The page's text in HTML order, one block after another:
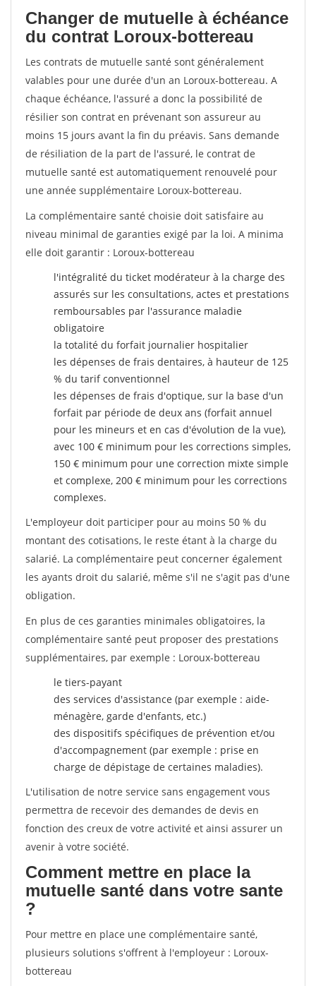
Changer de mutuelle à échéance
du contrat Loroux-bottereau
Les contrats de mutuelle santé sont généralement
valables pour une durée d'un an Loroux-bottereau. A
chaque échéance, l'assuré a donc la possibilité de
résilier son contrat en prévenant son assureur au
moins 15 jours avant la fin du préavis. Sans demande
de résiliation de la part de l'assuré, le contrat de
mutuelle santé est automatiquement renouvelé pour
une année supplémentaire Loroux-bottereau.
La complémentaire santé choisie doit satisfaire au
niveau minimal de garanties exigé par la loi. A minima
elle doit garantir : Loroux-bottereau
l'intégralité du ticket modérateur à la charge des
assurés sur les consultations, actes et prestations
remboursables par l'assurance maladie
obligatoire
la totalité du forfait journalier hospitalier
les dépenses de frais dentaires, à hauteur de 125
% du tarif conventionnel
les dépenses de frais d'optique, sur la base d'un
forfait par période de deux ans (forfait annuel
pour les mineurs et en cas d'évolution de la vue),
avec 100 € minimum pour les corrections simples,
150 € minimum pour une correction mixte simple
et complexe, 200 € minimum pour les corrections
complexes.
L'employeur doit participer pour au moins 50 % du
montant des cotisations, le reste étant à la charge du
salarié. La complémentaire peut concerner également
les ayants droit du salarié, même s'il ne s'agit pas d'une
obligation.
En plus de ces garanties minimales obligatoires, la
complémentaire santé peut proposer des prestations
supplémentaires, par exemple : Loroux-bottereau
le tiers-payant
des services d'assistance (par exemple : aide-
ménagère, garde d'enfants, etc.)
des dispositifs spécifiques de prévention et/ou
d'accompagnement (par exemple : prise en
charge de dépistage de certaines maladies).
L'utilisation de notre service sans engagement vous
permettra de recevoir des demandes de devis en
fonction des creux de votre activité et ainsi assurer un
avenir à votre société.
Comment mettre en place la
mutuelle santé dans votre sante
?
Pour mettre en place une complémentaire santé,
plusieurs solutions s'offrent à l'employeur : Loroux-
bottereau